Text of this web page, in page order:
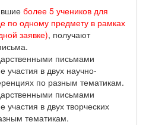
более 5 учеников для
по одному предмету в рамках
заявке), получают
письмами
участия в двух научно-
по разным тематикам.
письмами
участия в двух творческих
тематикам.